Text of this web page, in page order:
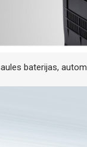
baterijas,